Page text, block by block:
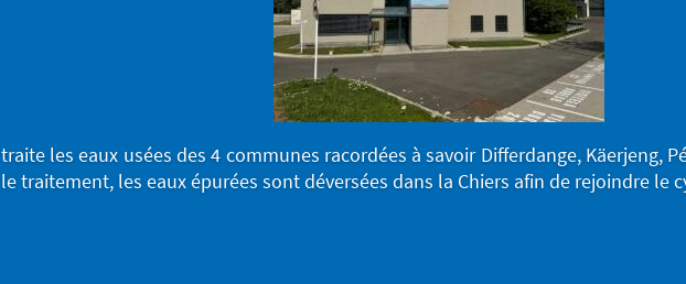
traite les eaux usées des 4 communes racordées à savoir Differdange, Käerjeng,
le traitement, les eaux épurées sont déversées dans la Chiers afin de rejoindre le